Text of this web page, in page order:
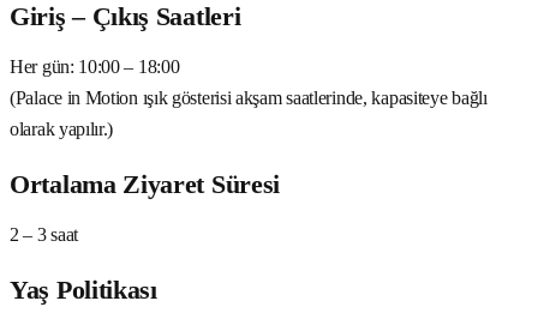
Giriş – Çıkış Saatleri
Her gün: 10:00 – 18:00
(Palace in Motion ışık gösterisi akşam saatlerinde, kapasiteye bağlı
olarak yapılır.)
Ortalama Ziyaret Süresi
2 – 3 saat
Yaş Politikası